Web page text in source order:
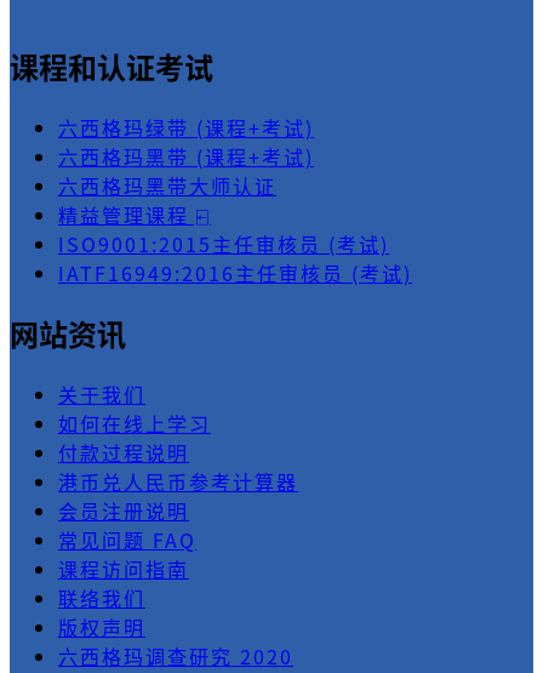
课程和认证考试
六西格玛绿带 (课程+考试)
六西格玛黑带 (课程+考试)
六西格玛黑带大师认证
精益管理课程 ⍇
ISO9001:2015主任审核员 (考试)
IATF16949:2016主任审核员 (考试)
网站资讯
关于我们
如何在线上学习
付款过程说明
港币兑人民币参考计算器
会员注册说明
常见问题 FAQ
课程访问指南
联络我们
版权声明
六西格玛调查研究 2020